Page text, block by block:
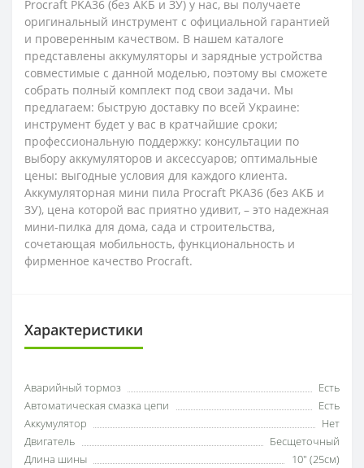
Procraft PKA36 (без АКБ и ЗУ) у нас, вы получаете
оригинальный инструмент с официальной гарантией
и проверенным качеством. В нашем каталоге
представлены аккумуляторы и зарядные устройства
совместимые с данной моделью, поэтому вы сможете
собрать полный комплект под свои задачи. Мы
предлагаем: быструю доставку по всей Украине:
инструмент будет у вас в кратчайшие сроки;
профессиональную поддержку: консультации по
выбору аккумуляторов и аксессуаров; оптимальные
цены: выгодные условия для каждого клиента.
Аккумуляторная мини пила Procraft PKA36 (без АКБ и
ЗУ), цена которой вас приятно удивит, – это надежная
мини-пилка для дома, сада и строительства,
сочетающая мобильность, функциональность и
фирменное качество Procraft.
Характеристики
Аварийный тормоз
Есть
Автоматическая смазка цепи
Есть
Аккумулятор
Нет
Двигатель
Бесщеточный
Длина шины
10" (25см)